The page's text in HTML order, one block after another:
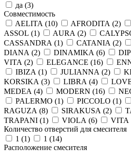
да (3)
Совместимость
AELITA (10) AFRODITA (2)
ASSOL (1) AURA (2)
CASSANDRA (1) CATANIA (2)
DIANA (2) DINAMIKA (6)
VITA (2) ELEGANCE (16)
IBIZA (1) JULIANNA (2)
KORSIKA (3) LIBRA (4)
MEDEA (4) MODERN (16)
PALERMO (1) PICCOLO (1)
RAGUZA (8) SIRAKUSA (2)
TRAPANI (1) VIOLA (6) VITA
Количество отверстий для смесителя
1 (1) 1 (14)
Расположение смесителя